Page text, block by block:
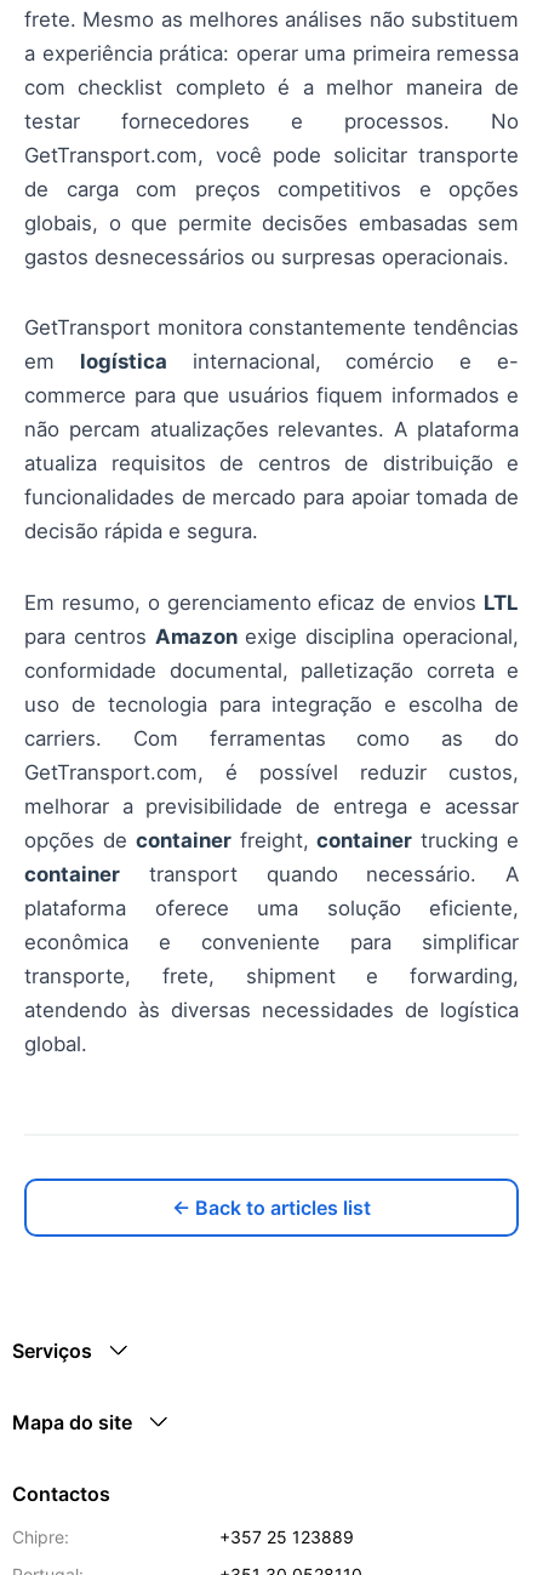
frete. Mesmo as melhores análises não substituem
a experiência prática: operar uma primeira remessa
com checklist completo é a melhor maneira de
testar fornecedores e processos. No
GetTransport.com, você pode solicitar transporte
de carga com preços competitivos e opções
globais, o que permite decisões embasadas sem
gastos desnecessários ou surpresas operacionais.
GetTransport monitora constantemente tendências
em logística internacional, comércio e e-
commerce para que usuários fiquem informados e
não percam atualizações relevantes. A plataforma
atualiza requisitos de centros de distribuição e
funcionalidades de mercado para apoiar tomada de
decisão rápida e segura.
Em resumo, o gerenciamento eficaz de envios LTL
para centros Amazonexige disciplina operacional,
conformidade documental, palletização correta e
uso de tecnologia para integração e escolha de
carriers. Com ferramentas como as do
GetTransport.com, é possível reduzir custos,
melhorar a previsibilidade de entrega e acessar
opções de containerfreight,container trucking e
container transport quando necessário. A
plataforma oferece uma solução eficiente,
econômica e conveniente para simplificar
transporte, frete, shipment e forwarding,
atendendo às diversas necessidades de logística
global.
← Back to articles list
Serviços
Mapa do site
Contactos
Chipre:
+357 25 123889